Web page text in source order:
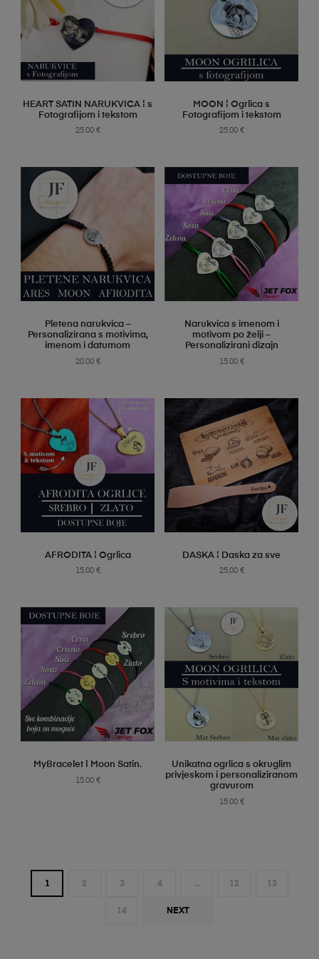
SELECT OPTIONS
HEART SATIN NARUKVICA ¦ s
Fotografijom i tekstom
25.00 €
SELECT OPTIONS
MOON ¦ Ogrlica s
Fotografijom i tekstom
25.00 €
SELECT OPTIONS
Pletena narukvica –
Personalizirana s motivima,
imenom i datumom
20.00 €
SELECT OPTIONS
Narukvica s imenom i
motivom po želji –
Personalizirani dizajn
15.00 €
SELECT OPTIONS
AFRODITA ¦ Ogrlica
15.00 €
SELECT OPTIONS
DASKA ¦ Daska za sve
25.00 €
SELECT OPTIONS
MyBracelet | Moon Satin.
15.00 €
SELECT OPTIONS
Unikatna ogrlica s okruglim
privjeskom i personaliziranom
gravurom
15.00 €
1 2 3 4 … 12 13
14 NEXT